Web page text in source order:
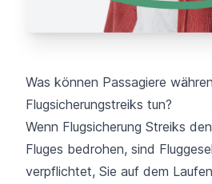
Was können Passagiere
Flugsicherungstreiks tun?
Wenn Flugsicherung Streiks
Fluges bedrohen, sind
verpflichtet, Sie auf dem